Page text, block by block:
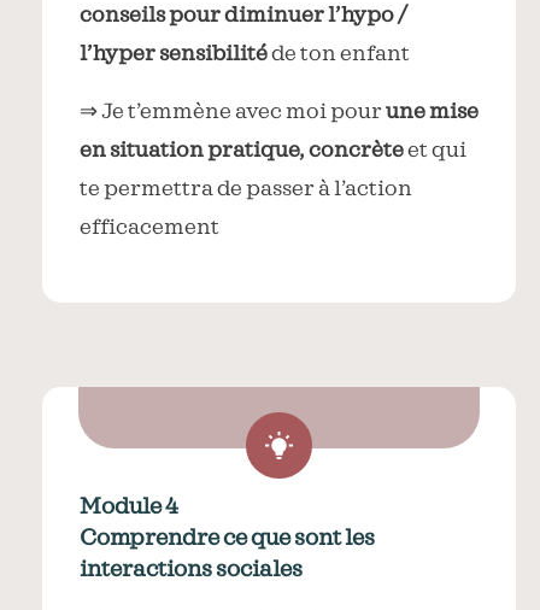
conseils pour diminuer l’hypo /
l’hyper sensibilitéde ton enfant
⇒ Je t’emmène avec moi pourune mise
en situation pratique, concrèteet qui
te permettra de passer à l’action
efficacement
Module 4
Comprendre ce que sont les
interactions sociales